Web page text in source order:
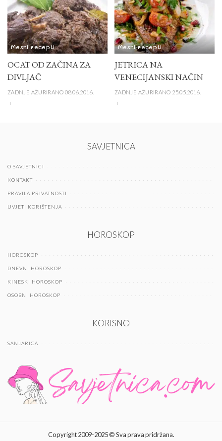
Mesni recepti
OCAT OD ZAČINA ZA
DIVLJAČ
ZADNJE AŽURIRANO 08.06.2016.
Mesni recepti
JETRICA NA
VENECIJANSKI NAČIN
ZADNJE AŽURIRANO 25.05.2016.
SAVJETNICA
O SAVJETNICI
KONTAKT
PRAVILA PRIVATNOSTI
UVJETI KORIŠTENJA
HOROSKOP
HOROSKOP
DNEVNI HOROSKOP
KINESKI HOROSKOP
OSOBNI HOROSKOP
KORISNO
SANJARICA
Copyright 2009-2025 © Sva prava pridržana.